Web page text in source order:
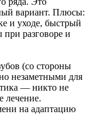
вариант. Плюсы:
и уходе, быстрый
разговоре и
(со стороны
незаметными для
— никто не
лечение.
на адаптацию